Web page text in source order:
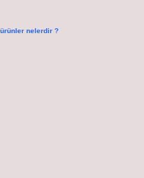
nelerdir ?